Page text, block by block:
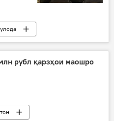
рубл қарзҳои маошро